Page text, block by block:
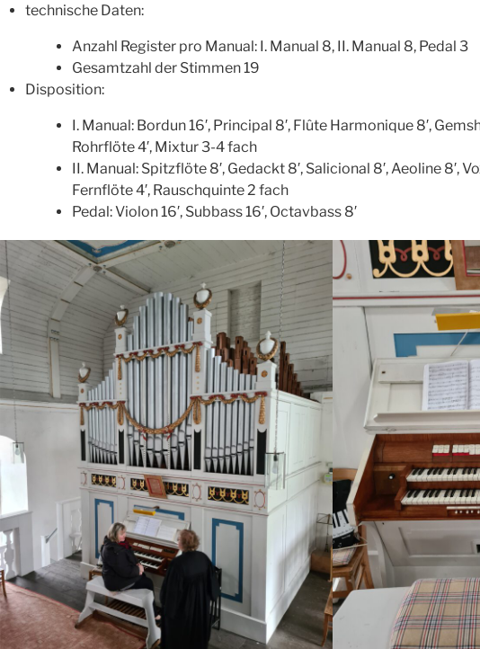
technische Daten:
Anzahl Register pro Manual: I. Manual 8, II. Manual 8, Pedal 3
Gesamtzahl der Stimmen 19
Disposition:
I. Manual: Bordun 16′, Principal 8′, Flûte Harmonique 8′,
Rohrflöte 4′, Mixtur 3-4 fach
II. Manual: Spitzflöte 8′, Gedackt 8′, Salicional 8′, Aeoline 8′,
Fernflöte 4′, Rauschquinte 2 fach
Pedal: Violon 16′, Subbass 16′, Octavbass 8′